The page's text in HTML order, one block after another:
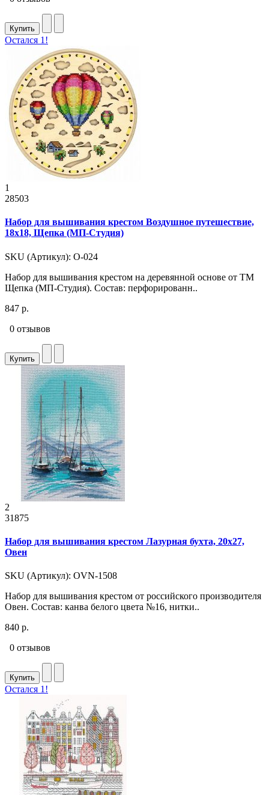
Купить
Остался 1!
1
28503
Набор для вышивания крестом Воздушное путешествие,
18x18, Щепка (МП-Студия)
SKU (Артикул): О-024
Набор для вышивания крестом на деревянной основе от ТМ
Щепка (МП-Студия). Состав: перфорированн..
847 р.
0 отзывов
Купить
2
31875
Набор для вышивания крестом Лазурная бухта, 20x27,
Овен
SKU (Артикул): OVN-1508
Набор для вышивания крестом от российского производителя
Овен. Состав: канва белого цвета №16, нитки..
840 р.
0 отзывов
Купить
Остался 1!